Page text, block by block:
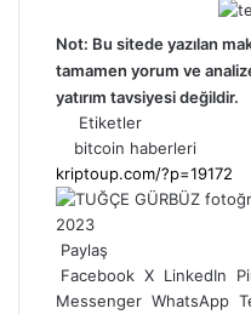
Not: Bu sitede yazılan
tamamen yorum ve
yatırım tavsiyesi değildir.
Etiketler
bitcoin haberleri
2023
Paylaş
Facebook X LinkedIn
Messenger WhatsApp